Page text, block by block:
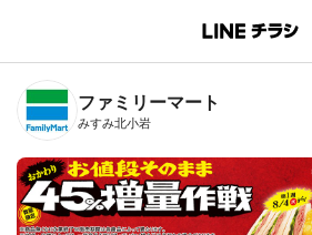
B
n
T
ファミリーマート
みすみ北小岩